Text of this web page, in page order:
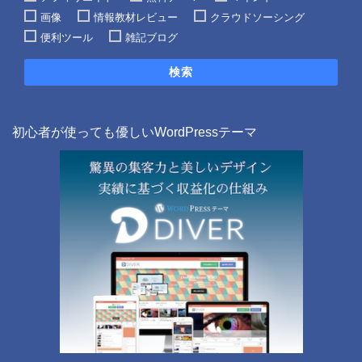
画像
情報教材レビュー
クラウドソーシング
便利ツール
雑記ブログ
検索
初心者が使っても優しいWordPressテーマ